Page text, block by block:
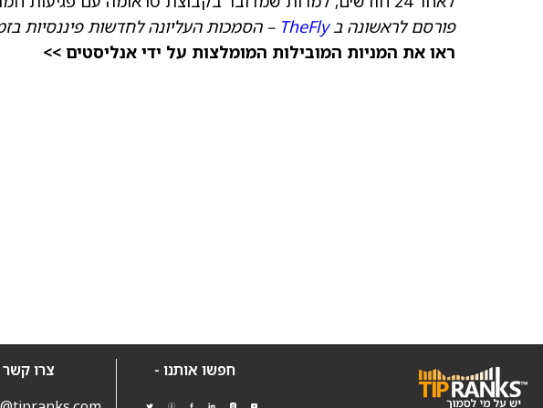
פורסם לראשונה בTheFly – הסמכות העליונה לחדשות פיננסיות
ראו את המניות המובילות המומלצות על ידי אנליסטים >>
חפשו אותנו -
צרו